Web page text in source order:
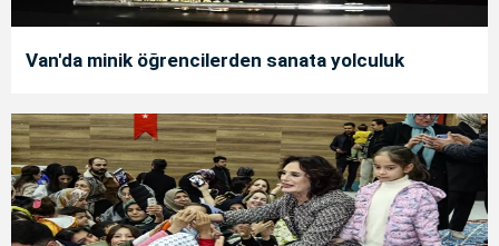
Van'da minik öğrencilerden sanata yolculuk